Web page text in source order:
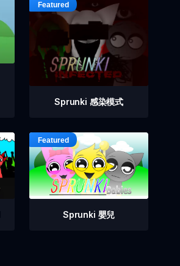
Sprunki 感染模式
Sprunki 嬰兒